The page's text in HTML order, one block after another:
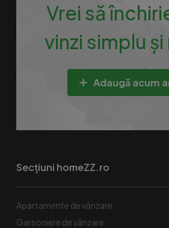
Vrei să
vinzi simplu
Adaugă acum
Secțiuni homeZZ.ro
Apartamente de vânzare
Garsoniere de vânzare